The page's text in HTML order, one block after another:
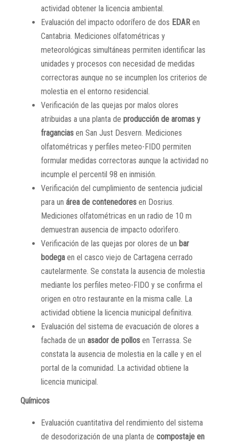
actividad obtener la licencia ambiental.
Evaluación del impacto odorífero de dos EDAR en
Cantabria. Mediciones olfatométricas y
meteorológicas simultáneas permiten identificar las
unidades y procesos con necesidad de medidas
correctoras aunque no se incumplen los criterios de
molestia en el entorno residencial.
Verificación de las quejas por malos olores
atribuidas a una planta de producción de aromas y
fragancias en San Just Desvern. Mediciones
olfatométricas y perfiles meteo-FIDO permiten
formular medidas correctoras aunque la actividad no
incumple el percentil 98 en inmisión.
Verificación del cumplimiento de sentencia judicial
para un área de contenedores en Dosrius.
Mediciones olfatométricas en un radio de 10 m
demuestran ausencia de impacto odorìfero.
Verificación de las quejas por olores de un bar
bodega en el casco viejo de Cartagena cerrado
cautelarmente. Se constata la ausencia de molestia
mediante los perfiles meteo-FIDO y se confirma el
origen en otro restaurante en la misma calle. La
actividad obtiene la licencia municipal definitiva.
Evaluación del sistema de evacuación de olores a
fachada de un asador de pollos en Terrassa. Se
constata la ausencia de molestia en la calle y en el
portal de la comunidad. La actividad obtiene la
licencia municipal.
Químicos
Evaluación cuantitativa del rendimiento del sistema
de desodorización de una planta de compostaje en